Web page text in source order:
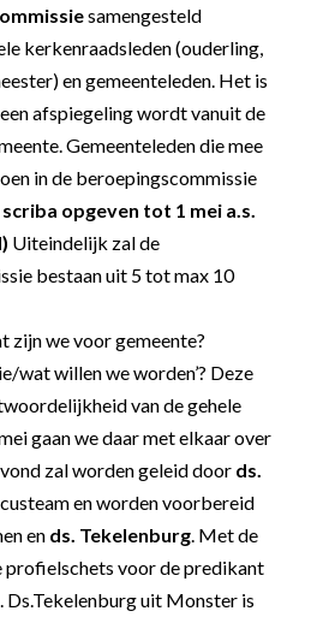
samengesteld
kerkenraadsleden (ouderling,
en gemeenteleden. Het is
afspiegeling wordt vanuit de
Gemeenteleden die mee
in de beroepingscommissie
scriba opgeven tot 1 mei a.s.
Uiteindelijk zal de
bestaan uit 5 tot max 10
zijn we voor gemeente?
wat willen we worden’? Deze
van de gehele
gaan we daar met elkaar over
zal worden geleid door ds.
en worden voorbereid
en ds. Tekelenburg. Met de
profielschets voor de predikant
Ds.Tekelenburg uit Monster is